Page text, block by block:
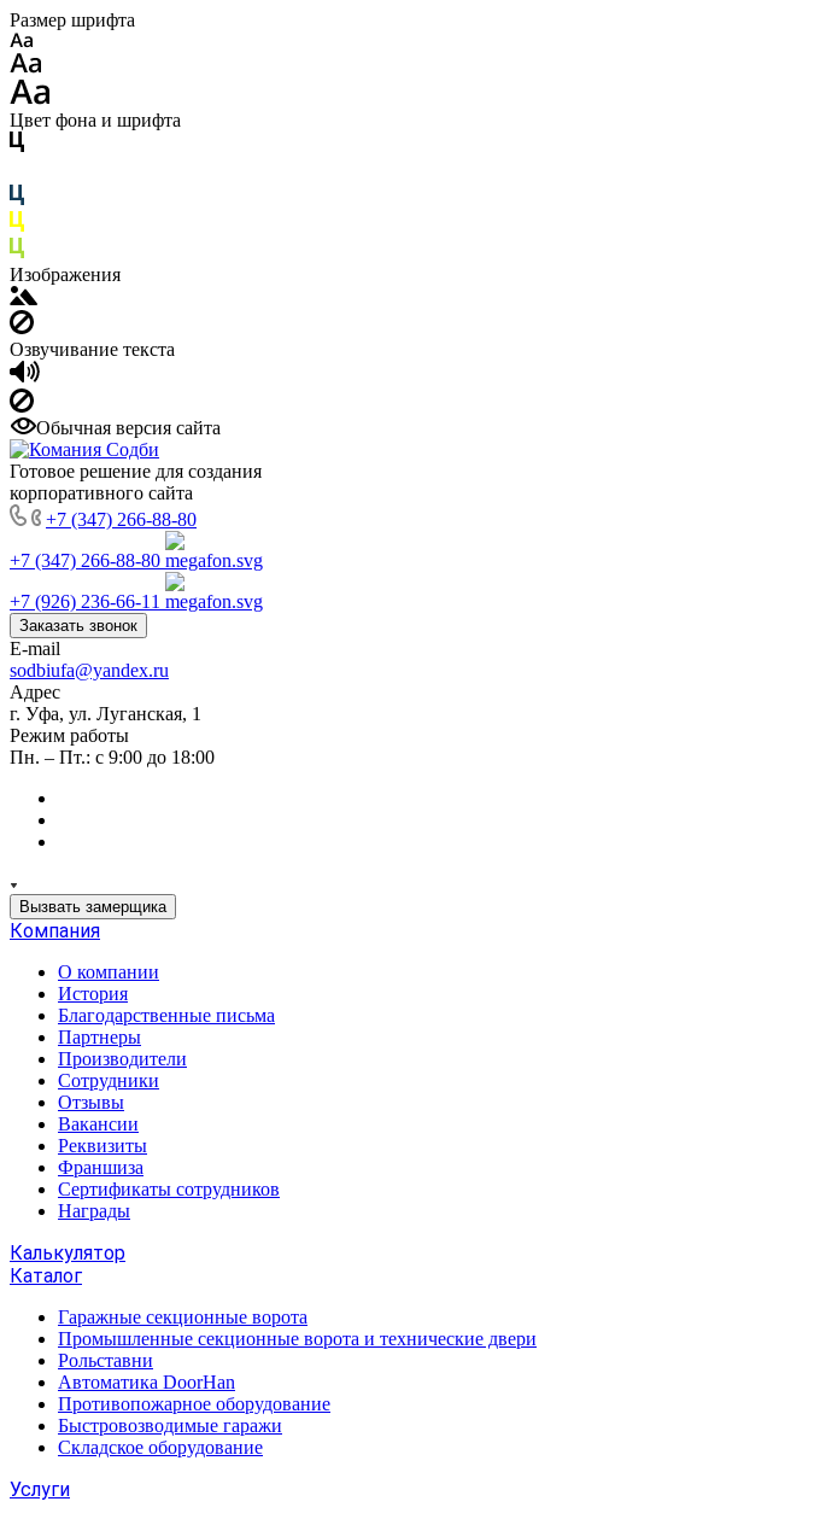
Размер шрифта
Цвет фона и шрифта
Изображения
Озвучивание текста
Обычная версия сайта
Готовое решение для создания
корпоративного сайта
+7 (347) 266-88-80
+7 (347) 266-88-80
+7 (926) 236-66-11
Заказать звонок
E-mail
sodbiufa@yandex.ru
Адрес
г. Уфа, ул. Луганская, 1
Режим работы
Пн. – Пт.: с 9:00 до 18:00
Вызвать замерщика
Компания
О компании
История
Благодарственные письма
Партнеры
Производители
Сотрудники
Отзывы
Вакансии
Реквизиты
Франшиза
Сертификаты сотрудников
Награды
Калькулятор
Каталог
Гаражные секционные ворота
Промышленные секционные ворота и технические двери
Рольставни
Автоматика DoorHan
Противопожарное оборудование
Быстровозводимые гаражи
Складское оборудование
Услуги